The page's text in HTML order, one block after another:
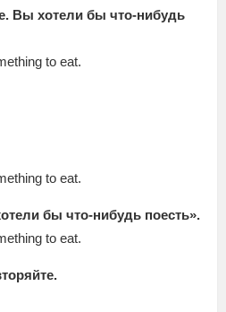
Вы хотели бы что-нибудь
to eat.
to eat.
бы что-нибудь поесть».
to eat.